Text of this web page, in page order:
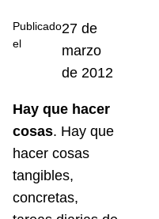
Publicado
el
27 de
marzo
de 2012
Hay que hacer
cosas. Hay que
hacer cosas
tangibles,
concretas,